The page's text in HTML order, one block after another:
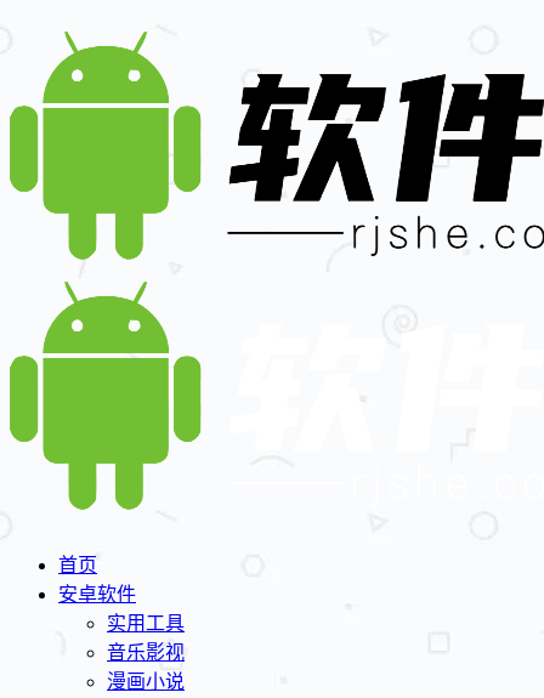
首页
安卓软件
实用工具
音乐影视
漫画小说